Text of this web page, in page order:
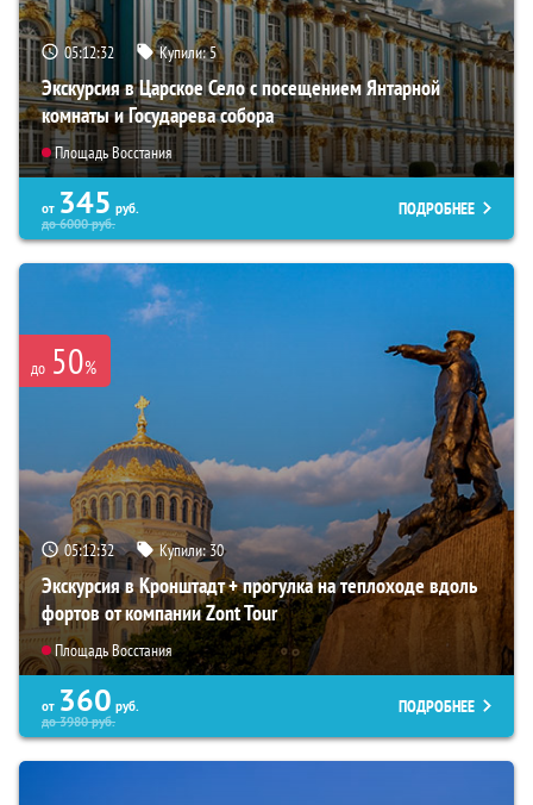
05:12:31 Купили:5
Экскурсия в Царское Село с посещением Янтарной
комнаты и Государева собора
Площадь Восстания
от 345 руб.
до6000руб.
ПОДРОБНЕЕ
до 50%
05:12:31 Купили:30
Экскурсия в Кронштадт + прогулка на теплоходе вдоль
фортов от компании Zont Tour
Площадь Восстания
от 360 руб.
до3980руб.
ПОДРОБНЕЕ